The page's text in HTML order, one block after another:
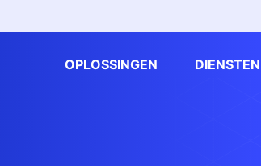
OPLOSSINGEN DIENSTEN